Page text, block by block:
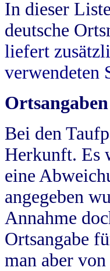
In dieser
deutsche
liefert
verwendeten
Bei den
Herkunft. Es
eine
angegeben
Annahme
Ortsangabe
man aber